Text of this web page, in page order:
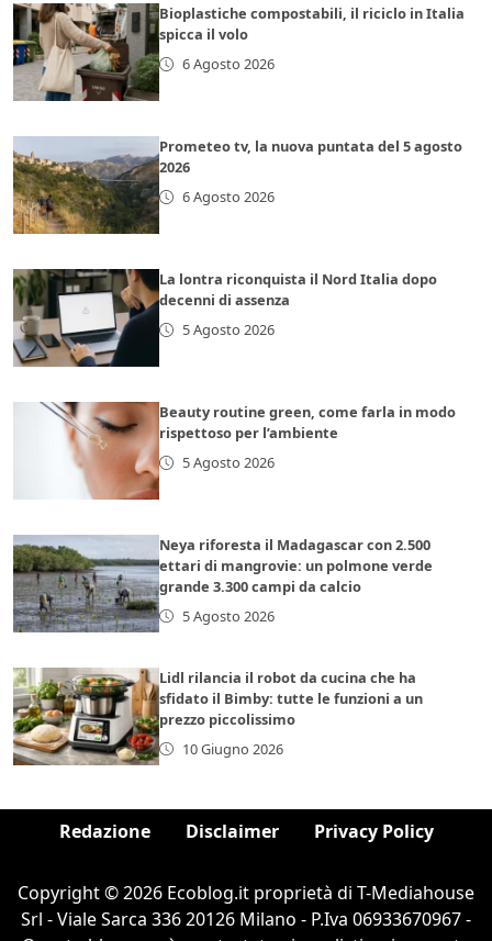
Bioplastiche compostabili, il riciclo in Italia
spicca il volo
6 Agosto 2026
Prometeo tv, la nuova puntata del 5 agosto
2026
6 Agosto 2026
La lontra riconquista il Nord Italia dopo
decenni di assenza
5 Agosto 2026
Beauty routine green, come farla in modo
rispettoso per l’ambiente
5 Agosto 2026
Neya riforesta il Madagascar con 2.500
ettari di mangrovie: un polmone verde
grande 3.300 campi da calcio
5 Agosto 2026
Lidl rilancia il robot da cucina che ha
sfidato il Bimby: tutte le funzioni a un
prezzo piccolissimo
10 Giugno 2026
Redazione Disclaimer Privacy Policy
Copyright © 2026 Ecoblog.it proprietà di T-Mediahouse
Srl - Viale Sarca 336 20126 Milano - P.Iva 06933670967 -